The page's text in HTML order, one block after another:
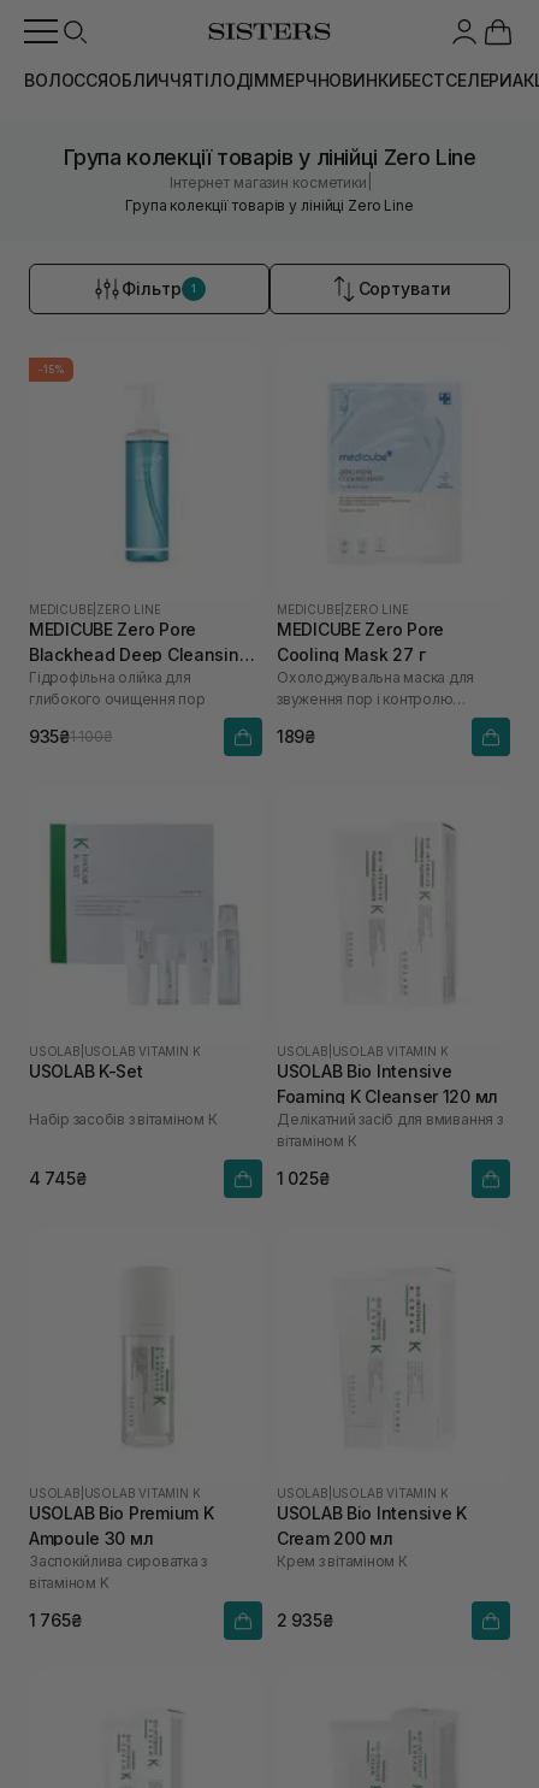
ВОЛОССЯОБЛИЧЧЯТІЛОДІММЕРЧНОВИНКИБЕСТСЕЛЕРИ
Група колекції товарів у лінійці Zero Line
Інтернет магазин косметики
Група колекції товарів у лінійці Zero Line
Фільтр 1 Сортувати
-15%
MEDICUBE ZERO LINE
MEDICUBE Zero Pore
Blackhead Deep Cleansing
Oil 205 мл
Гідрофільна олійка для
глибокого очищення пор
935₴1 100₴
MEDICUBE ZERO LINE
MEDICUBE Zero Pore
Cooling Mask 27 г
Охолоджувальна маска для
звуження пор і контролю
189₴
USOLAB USOLAB VITAMIN K
USOLAB K-Set
Набір засобів з вітаміном К
4 745₴
USOLAB USOLAB VITAMIN K
USOLAB Bio Intensive
Foaming K Cleanser 120 мл
Делікатний засіб для вмивання з
вітаміном К
1 025₴
USOLAB USOLAB VITAMIN K
USOLAB Bio Premium K
Ampoule 30 мл
Заспокійлива сироватка з
вітаміном K
1 765₴
USOLAB USOLAB VITAMIN K
USOLAB Bio Intensive K
Cream 200 мл
Крем з вітаміном К
2 935₴